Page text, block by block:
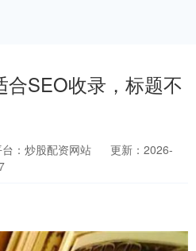
合SEO收录，标题不
：炒股配资网站
更新：2026-